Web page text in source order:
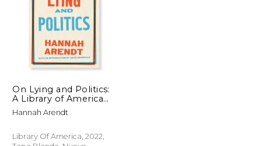
$ 25.44
On Lying and Politics:
A Library of America
Special Publication
(en Inglés)
Hannah Arendt
Library Of America, 2022,